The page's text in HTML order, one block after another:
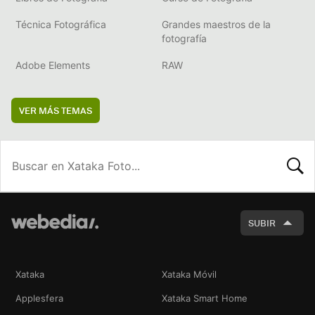
Técnica Fotográfica
Grandes maestros de la
fotografía
Adobe Elements RAW
VER MÁS TEMAS
SUBIR
Xataka Xataka Móvil
Applesfera Xataka Smart Home